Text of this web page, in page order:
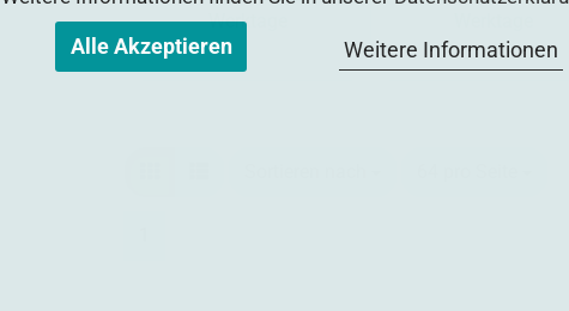
Alle Akzeptieren Weitere Informationen
Werktage